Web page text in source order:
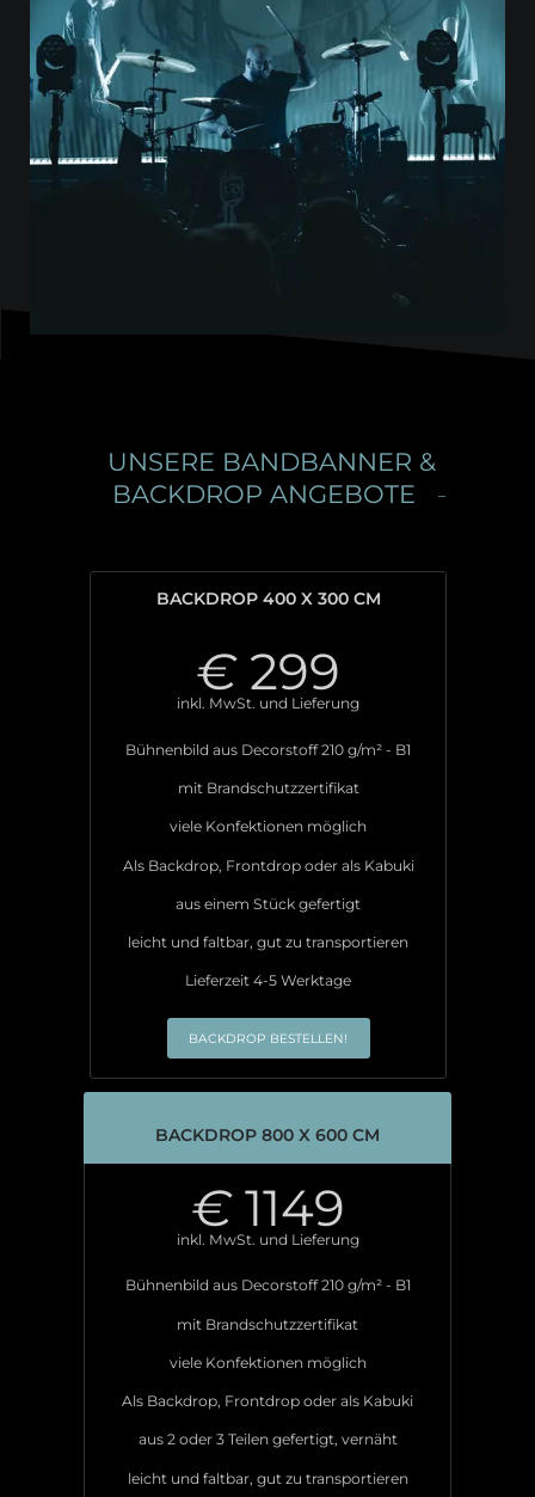
UNSERE BANDBANNER &
BACKDROP ANGEBOTE
BACKDROP 400 X 300 CM
€299
inkl. MwSt. und Lieferung
Bühnenbild aus Decorstoff 210 g/m² - B1
mit Brandschutzzertifikat
viele Konfektionen möglich
Als Backdrop, Frontdrop oder als Kabuki
aus einem Stück gefertigt
leicht und faltbar, gut zu transportieren
Lieferzeit 4-5 Werktage
BACKDROP BESTELLEN!
BACKDROP 800 X 600 CM
€1149
inkl. MwSt. und Lieferung
Bühnenbild aus Decorstoff 210 g/m² - B1
mit Brandschutzzertifikat
viele Konfektionen möglich
Als Backdrop, Frontdrop oder als Kabuki
aus 2 oder 3 Teilen gefertigt, vernäht
leicht und faltbar, gut zu transportieren